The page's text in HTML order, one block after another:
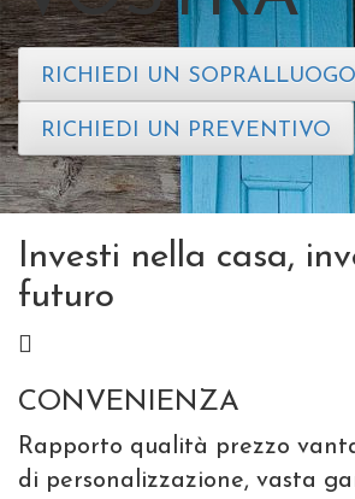
RICHIEDI UN SOPRALLUOGO
RICHIEDI UN PREVENTIVO
Investi nella casa,
futuro
CONVENIENZA
Rapporto qualità prezzo
di personalizzazione, vasta